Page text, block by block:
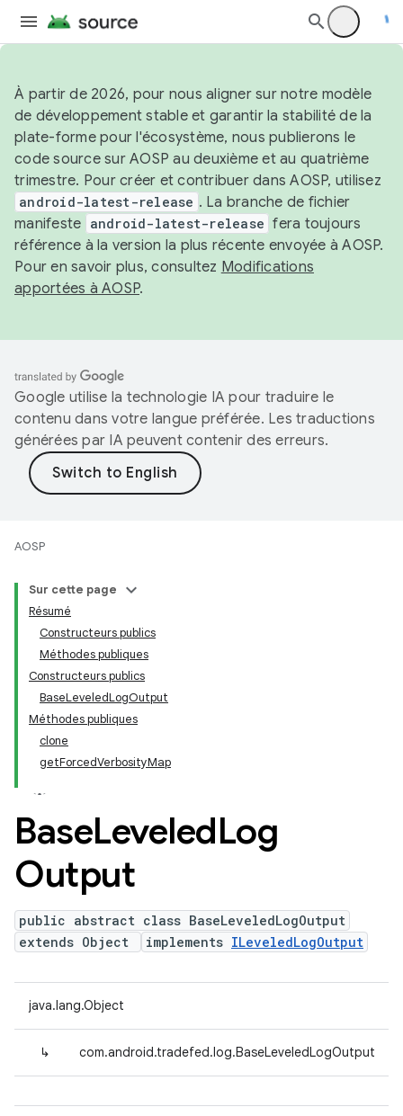
À partir de 2026, pour nous aligner sur notre modèle
de développement stable et garantir la stabilité de la
plate-forme pour l'écosystème, nous publierons le
code source sur AOSP au deuxième et au quatrième
trimestre. Pour créer et contribuer dans AOSP, utilisez
android-latest-release . La branche de fichier
manifeste android-latest-release fera toujours
référence à la version la plus récente envoyée à AOSP.
Pour en savoir plus, consultez Modifications
apportées à AOSP.
Google utilise la technologie IA pour traduire le
contenu dans votre langue préférée. Les traductions
générées par IA peuvent contenir des erreurs.
AOSP
Sur cette page
Résumé
Constructeurs publics
Méthodes publiques
Constructeurs publics
BaseLeveledLogOutput
Méthodes publiques
clone
getForcedVerbosityMap
BaseLeveledLog
Output
public abstract class BaseLeveledLogOutput
extends Object
implements ILeveledLogOutput
java.lang.Object
↳ com.android.tradefed.log.BaseLeveledLogOutput